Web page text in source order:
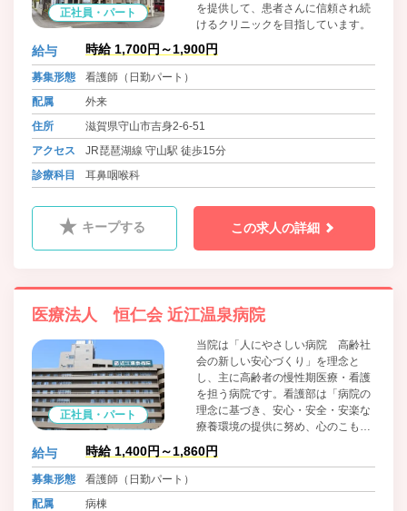
正社員・パート
を提供して、患者さんに信頼され続
けるクリニックを目指しています。
給与 時給 1,700円～1,900円
募集形態
看護師（日勤パート）
配属
外来
住所
滋賀県守山市吉身2-6-51
アクセス
JR琵琶湖線 守山駅 徒歩15分
診療科目
耳鼻咽喉科
キープする この求人の詳細
医療法人 恒仁会 近江温泉病院
正社員・パート
当院は「人にやさしい病院 高齢社
会の新しい安心づくり」を理念と
し、主に高齢者の慢性期医療・看護
を担う病院です。看護部は「病院の
理念に基づき、安心・安全・安楽な
療養環境の提供に努め、心のこもっ
た看護・介護実践を通して、患者・
家族に安らぎを届ける。」を理念と
リハビリ病棟・認知症病棟・介護医
給与 時給 1,400円～1,860円
募集形態
看護師（日勤パート）
配属
病棟